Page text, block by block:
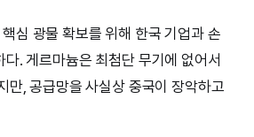
심 광물 확보를 위해 한국 기업과 손
. 게르마늄은 최첨단 무기에 없어서
만, 공급망을 사실상 중국이 장악하고